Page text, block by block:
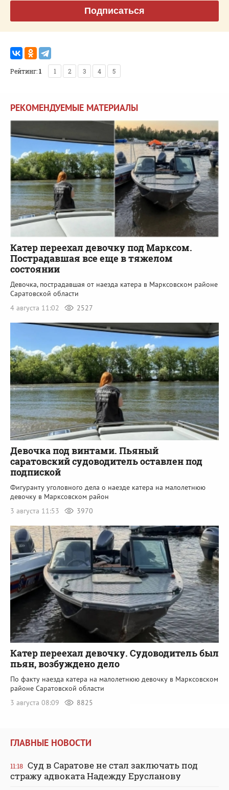
Подписаться
Рейтинг:1 1 2 3 4 5
РЕКОМЕНДУЕМЫЕ МАТЕРИАЛЫ
Катер переехал девочку под Марксом.
Пострадавшая все еще в тяжелом
состоянии
Девочка, пострадавшая от наезда катера в Марксовском районе
Саратовской области
4 августа 11:02
2527
Девочка под винтами. Пьяный
саратовский судоводитель оставлен под
подпиской
Фигуранту уголовного дела о наезде катера на малолетнюю
девочку в Марксовском район
3 августа 11:53
3970
Катер переехал девочку. Судоводитель был
пьян, возбуждено дело
По факту наезда катера на малолетнюю девочку в Марксовском
районе Саратовской области
3 августа 08:09
8825
ГЛАВНЫЕ НОВОСТИ
11:18 Суд в Саратове не стал заключать под
стражу адвоката Надежду Ерусланову